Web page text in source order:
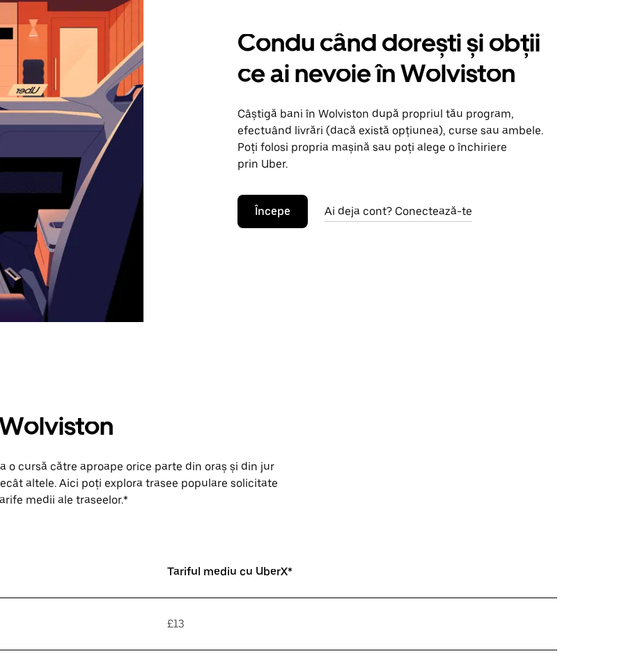
Condu când dorești și obții
ce ai nevoie în Wolviston
Câștigă bani în Wolviston după propriul tău program,
efectuând livrări (dacă există opțiunea), curse sau ambele.
Poți folosi propria mașină sau poți alege o închiriere
prin Uber.
Începe Ai deja cont? Conectează-te
o cursă către aproape orice parte din oraș și din jur
altele. Aici poți explora trasee populare solicitate
medii ale traseelor.*
Tariful mediu cu UberX*
£13